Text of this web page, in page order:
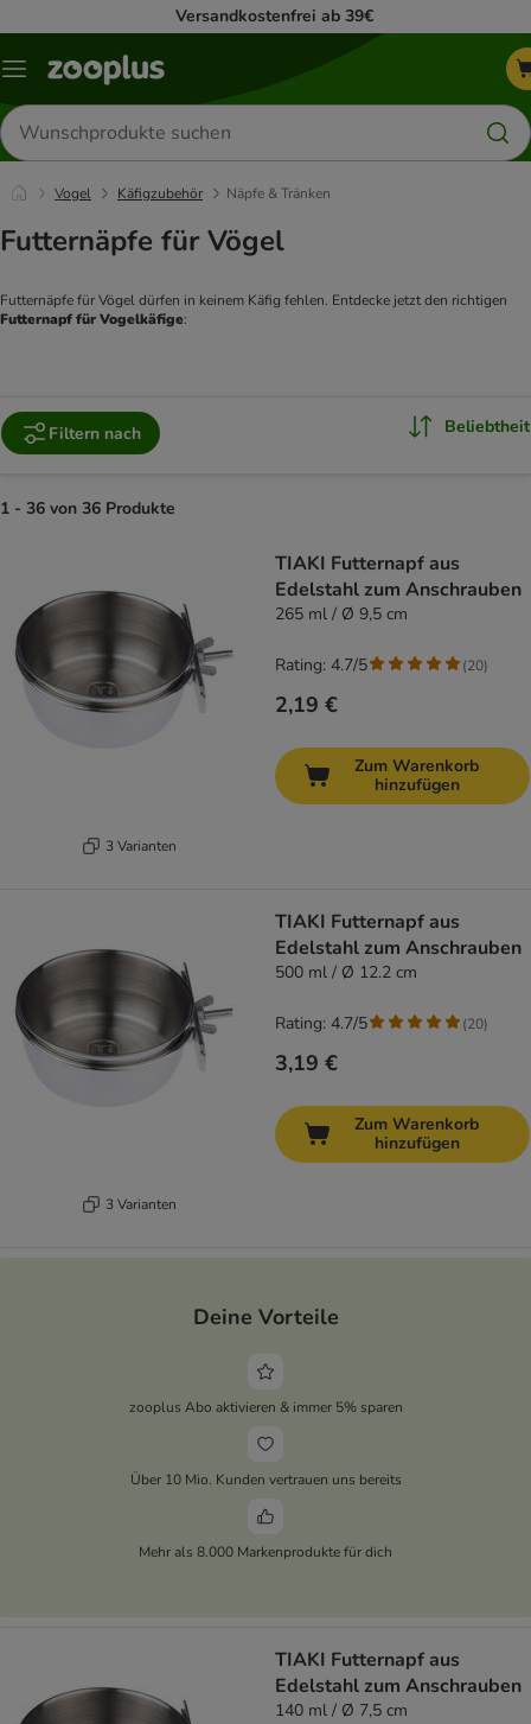
Versandkostenfrei ab 39€
Menü
Produkte
suchen
Vogel Käfigzubehör Näpfe & Tränken
Futternäpfe für Vögel
Futternapf für Vogelkäfige
Filtern nach Beliebtheit
1 - 36 von 36 Produkte
3 Varianten
TIAKI Futternapf aus
Edelstahl zum Anschrauben
265 ml / Ø 9,5 cm
2,19 €
Rating: 4.7/5 (20)
Zum Warenkorb
hinzufügen
3 Varianten
TIAKI Futternapf aus
Edelstahl zum Anschrauben
500 ml / Ø 12.2 cm
3,19 €
Rating: 4.7/5 (20)
Zum Warenkorb
hinzufügen
Deine Vorteile
zooplus Abo aktivieren & immer 5% sparen
Über 10 Mio. Kunden vertrauen uns bereits
Mehr als 8.000 Markenprodukte für dich
TIAKI Futternapf aus
Edelstahl zum Anschrauben
140 ml / Ø 7,5 cm